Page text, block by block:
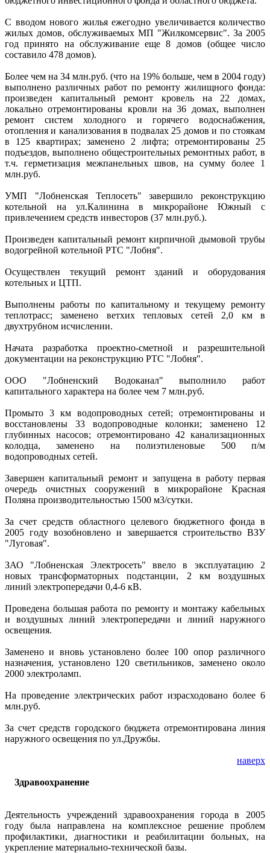
С вводом нового жилья ежегодно увеличивается количество
жилых домов, обслуживаемых МП "Жилкомсервис". За 2005
год принято на обслуживание еще 8 домов (общее число
составило 478 домов).
Более чем на 34 млн.руб. (что на 19% больше, чем в 2004 году)
выполнено различных работ по ремонту жилищного фонда:
произведен капитальный ремонт кровель на 22 домах,
локально отремонтированы кровли на 36 домах, выполнен
ремонт систем холодного и горячего водоснабжения,
отопления и канализования в подвалах 25 домов и по стоякам
в 125 квартирах; заменено 2 лифта; отремонтированы 25
подъездов, выполнено общестроительных ремонтных работ, в
т.ч. герметизация межпанельных швов, на сумму более 1
млн.руб.
УМП "Лобненская Теплосеть" завершило реконструкцию
котельной на ул.Калинина в микрорайоне Южный с
привлечением средств инвесторов (37 млн.руб.).
Произведен капитальный ремонт кирпичной дымовой трубы
водогрейной котельной РТС "Лобня".
Осуществлен текущий ремонт зданий и оборудования
котельных и ЦТП.
Выполнены работы по капитальному и текущему ремонту
теплотрасс; заменено ветхих тепловых сетей 2,0 км в
двухтрубном исчислении.
Начата разработка проектно-сметной и разрешительной
документации на реконструкцию РТС "Лобня".
ООО "Лобненский Водоканал" выполнило работ
капитального характера на более чем 7 млн.руб.
Промыто 3 км водопроводных сетей; отремонтированы и
восстановлены 33 водопроводные колонки; заменено 12
глубинных насосов; отремонтировано 42 канализационных
колодца, заменено на полиэтиленовые 500 п/м
водопроводных сетей.
Завершен капитальный ремонт и запущена в работу первая
очередь очистных сооружений в микрорайоне Красная
Поляна производительностью 1500 м3/сутки.
За счет средств областного целевого бюджетного фонда в
2005 году возобновлено и завершается строительство ВЗУ
"Луговая".
ЗАО "Лобненская Электросеть" ввело в эксплуатацию 2
новых трансформаторных подстанции, 2 км воздушных
линий электропередачи 0,4-6 кВ.
Проведена большая работа по ремонту и монтажу кабельных
и воздушных линий электропередачи и линий наружного
освещения.
Заменено и вновь установлено более 100 опор различного
назначения, установлено 120 светильников, заменено около
2000 электроламп.
На проведение электрических работ израсходовано более 6
млн.руб.
За счет средств городского бюджета отремонтирована линия
наружного освещения по ул.Дружбы.
наверх
Здравоохранение
Деятельность учреждений здравоохранения города в 2005
году была направлена на комплексное решение проблем
профилактики, диагностики и реабилитации больных, на
укрепление материально-технической базы.